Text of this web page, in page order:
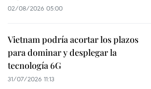
02/08/2026 05:00
Vietnam podría acortar los plazos
para dominar y desplegar la
tecnología 6G
31/07/2026 11:13